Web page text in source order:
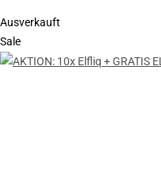
Ausverkauft
Sale